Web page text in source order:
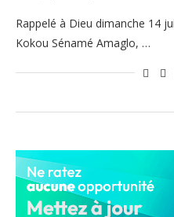
Rappelé à Dieu dimanche 14
Kokou Sénamé Amaglo, …